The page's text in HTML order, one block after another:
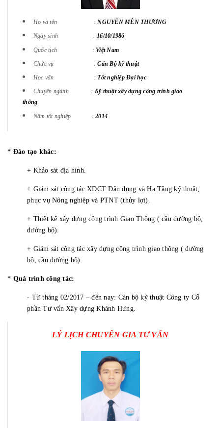
Họ và tên :NGUYỄN MẾN THƯƠNG
Ngày sinh : 16/10/1986
Quốc tịch : Việt Nam
Chức vụ :Cán Bộ kỹ thuật
Học vấn : Tốt nghiệp Đại học
Chuyên ngành : Kỹ thuật xây dựng công trình giao
thông
Năm tốt nghiệp : 2014
* Đào tạo khác:
+ Khảo sát địa hình.
+ Giám sát công tác XDCT Dân dụng và Hạ Tầng kỹ thuật;
phục vụ Nông nghiệp và PTNT (thủy lợi).
+ Thiết kế xây dựng công trình Giao Thông ( cầu đường bộ,
đường bộ).
+ Giám sát công tác xây dựng công trình giao thông ( đường
bộ, cầu đường bộ).
* Quá trình công tác:
- Từ tháng 02/2017 – đến nay: Cán bộ kỹ thuật Công ty Cổ
phần Tư vấn Xây dựng Khánh Hưng.
LÝ LỊCH CHUYÊN GIA TƯ VẤN